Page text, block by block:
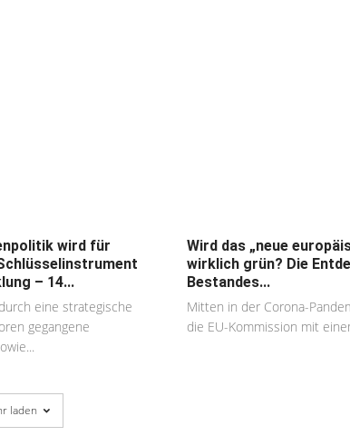
wird für
– 14...
eine strategische
gegangene
Wird das „neue
wirklich grün? Die
Bestandes...
Mitten in der Corona-
die EU-Kommission mit
laden